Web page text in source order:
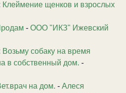
Клеймение щенков и взрослых
- ООО "ИКЗ" Ижевский
Возьму собаку на время
в собственный дом. -
на дом. - Алеся